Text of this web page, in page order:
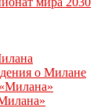
о Милане